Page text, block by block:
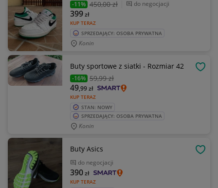
-11% 450,00 zł do negocjacji
KUP TERAZ
399zł
SPRZEDAJĄCY: OSOBA PRYWATNA
Konin
Buty sportowe z siatki - Rozmiar 42
-16% 59,99 zł
KUP TERAZ
49,99zł
STAN: NOWY
SPRZEDAJĄCY: OSOBA PRYWATNA
Konin
Buty Asics
do negocjacji
KUP TERAZ
390zł